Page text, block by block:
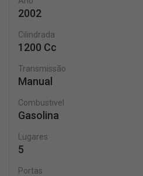
2002
Cilindrada
1200 Cc
Transmissão
Manual
Combustivel
Gasolina
Lugares
5
Portas